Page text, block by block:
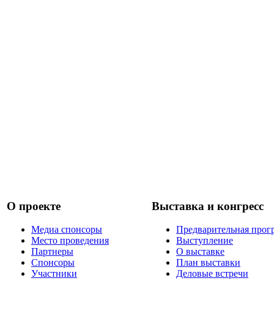
О проекте
Медиа спонсоры
Место проведения
Партнеры
Спонсоры
Участники
Выставка и конгресс
Предварительная
Выступление
О выставке
План выставки
Деловые встречи